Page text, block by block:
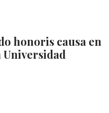
honoris causa en